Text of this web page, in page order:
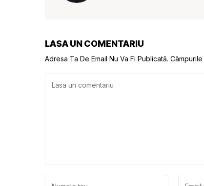
LASA UN COMENTARIU
Adresa Ta De Email Nu Va Fi Publicată.